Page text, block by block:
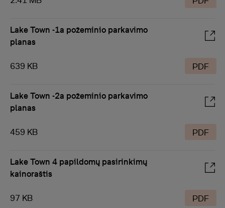
Lake Town -1a požeminio parkavimo
planas
639 KB PDF
Lake Town -2a požeminio parkavimo
planas
459 KB PDF
Lake Town 4 papildomų pasirinkimų
kainoraštis
97 KB PDF